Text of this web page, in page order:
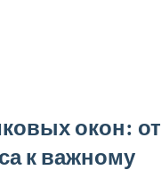
окон: от
к важному